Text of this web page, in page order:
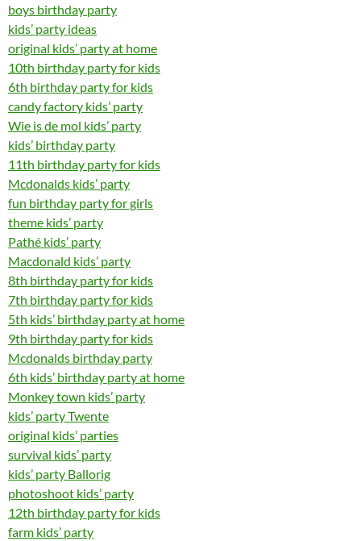
boys birthday party
kids’ party ideas
original kids’ party at home
10th birthday party for kids
6th birthday party for kids
candy factory kids’ party
Wie is de mol kids’ party
kids’ birthday party
11th birthday party for kids
Mcdonalds kids’ party
fun birthday party for girls
theme kids’ party
Pathé kids’ party
Macdonald kids’ party
8th birthday party for kids
7th birthday party for kids
5th kids’ birthday party at home
9th birthday party for kids
Mcdonalds birthday party
6th kids’ birthday party at home
Monkey town kids’ party
kids’ party Twente
original kids’ parties
survival kids’ party
kids’ party Ballorig
photoshoot kids’ party
12th birthday party for kids
farm kids’ party